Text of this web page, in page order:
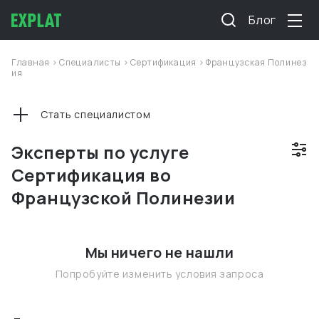
Блог
Главная >Специалисты >Сертификация >Французская Полинез
ия
Эксперты по услуге
Сертификация во
Французской Полинезии
Стать специалистом
Мы ничего не нашли
Попробуйте изменить условия запроса